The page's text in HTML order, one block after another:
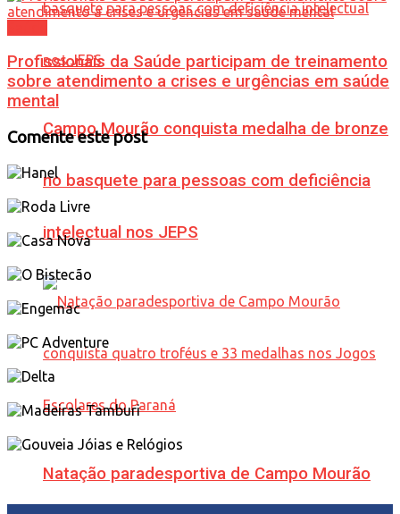
Campo Mourão conquista medalha de bronze
no basquete para pessoas com deficiência
intelectual nos JEPS
Natação paradesportiva de Campo Mourão
Profissionais da Saúde participam de treinamento
sobre atendimento a crises e urgências em saúde
mental
Comente este post